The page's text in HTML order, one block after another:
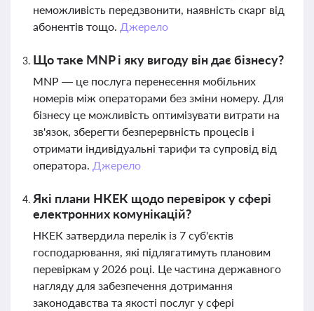
неможливість передзвонити, наявність скарг від
абонентів тощо. Джерело
Що таке MNP і яку вигоду він дає бізнесу?
MNP — це послуга перенесення мобільних
номерів між операторами без зміни номеру. Для
бізнесу це можливість оптимізувати витрати на
зв'язок, зберегти безперервність процесів і
отримати індивідуальні тарифи та супровід від
оператора. Джерело
Які плани НКЕК щодо перевірок у сфері
електронних комунікацій?
НКЕК затвердила перелік із 7 суб'єктів
господарювання, які підлягатимуть плановим
перевіркам у 2026 році. Це частина державного
нагляду для забезпечення дотримання
законодавства та якості послуг у сфері